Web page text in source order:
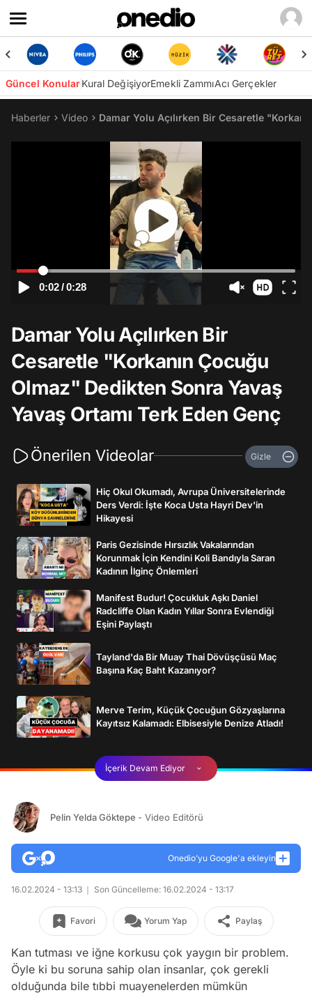
Güncel KonularKural DeğişiyorEmekli ZammıAcı Gerçekler
Haberler Video Damar Yolu Açılırken Bir Cesaretle
0:02/0:28
Damar Yolu Açılırken Bir
Cesaretle "Korkanın Çocuğu
Olmaz" Dedikten Sonra Yavaş
Yavaş Ortamı Terk Eden Genç
Önerilen Videolar Gizle
Hiç Okul Okumadı, Avrupa Üniversitelerinde
Ders Verdi: İşte Koca Usta Hayri Dev'in
Hikayesi
Paris Gezisinde Hırsızlık Vakalarından
Korunmak İçin Kendini Koli Bandıyla Saran
Kadının İlginç Önlemleri
Manifest Budur! Çocukluk Aşkı Daniel
Radcliffe Olan Kadın Yıllar Sonra Evlendiği
Eşini Paylaştı
Tayland'da Bir Muay Thai Dövüşçüsü Maç
Başına Kaç Baht Kazanıyor?
Merve Terim, Küçük Çocuğun Gözyaşlarına
Kayıtsız Kalamadı: Elbisesiyle Denize Atladı!
İçerik Devam Ediyor
Pelin Yelda Göktepe - Video Editörü
Onedio’yu Google'a ekleyin
16.02.2024 - 13:13 Son Güncelleme: 16.02.2024 - 13:17
Favori Yorum Yap Paylaş
Kan tutması ve iğne korkusu çok yaygın bir problem.
Öyle ki bu soruna sahip olan insanlar, çok gerekli
olduğunda bile tıbbi muayenelerden mümkün